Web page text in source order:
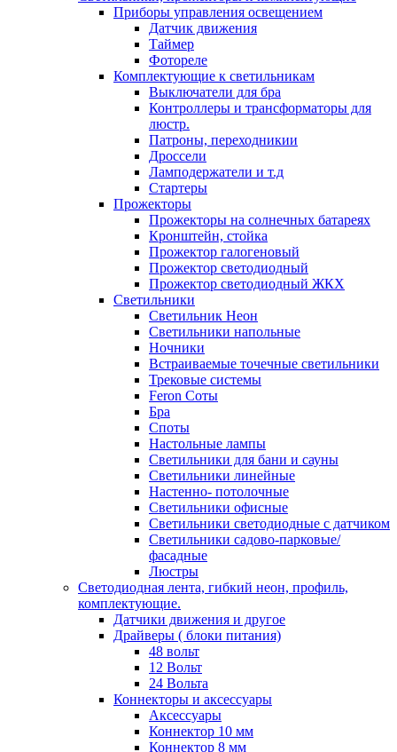
Приборы управления освещением
Датчик движения
Таймер
Фотореле
Комплектующие к светильникам
Выключатели для бра
Контроллеры и трансформаторы для
люстр.
Патроны, переходникии
Дроссели
Ламподержатели и т.д
Стартеры
Прожекторы
Прожекторы на солнечных батареях
Кронштейн, стойка
Прожектор галогеновый
Прожектор светодиодный
Прожектор светодиодный ЖКХ
Светильники
Светильник Неон
Светильники напольные
Ночники
Встраиваемые точечные светильники
Трековые системы
Feron Соты
Бра
Споты
Настольные лампы
Светильники для бани и сауны
Светильники линейные
Настенно- потолочные
Светильники офисные
Светильники светодиодные с датчиком
Светильники садово-парковые/
фасадные
Люстры
Светодиодная лента, гибкий неон, профиль,
комплектующие.
Датчики движения и другое
Драйверы ( блоки питания)
48 вольт
12 Вольт
24 Вольта
Коннекторы и аксессуары
Аксессуары
Коннектор 10 мм
Коннектор 8 мм